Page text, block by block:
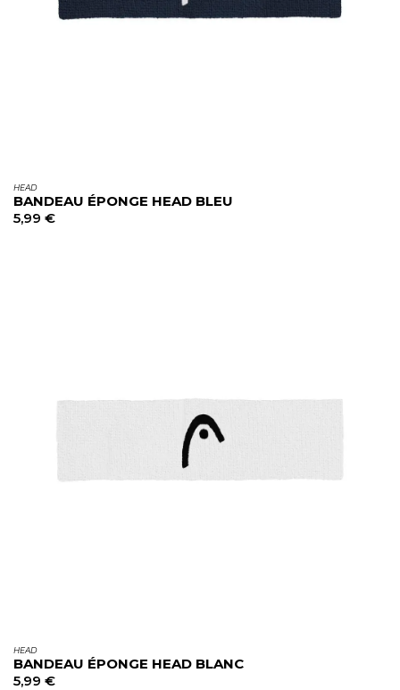
HEAD
BANDEAU ÉPONGE HEAD BLEU
5,99 €
HEAD
BANDEAU ÉPONGE HEAD BLANC
5,99 €